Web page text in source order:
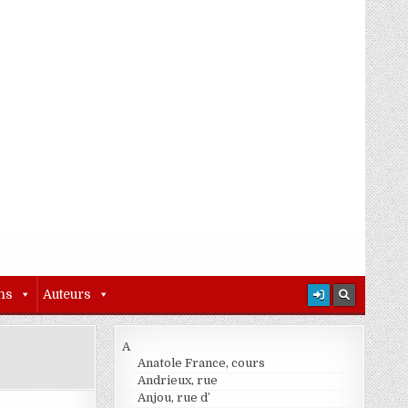
Auteurs
A
Anatole France, cours
Andrieux, rue
Anjou, rue d’